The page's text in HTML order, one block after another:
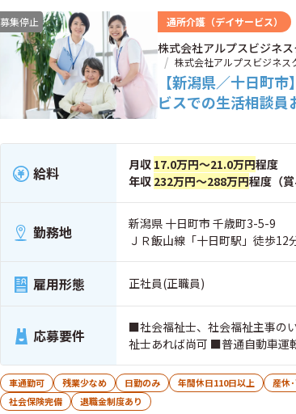
募集停止 通所介護（デイサービス）
株式会社アルプスビジネ
株式会社アルプスビジネス
【新潟県／十日町
ビスでの生活相談員
給料 月収 17.0万円～21.0万円程度
年収 232万円～288万円程度（賞
勤務地
新潟県 十日町市 千歳町3-5-9
ＪＲ飯山線「十日町駅」徒歩12
雇用形態 正社員(正職員)
応募要件
■社会福祉士、社会福祉主事の
祉士あれば尚可 ■普通自動車運
車通勤可 残業少なめ 日勤のみ 年間休日110日以上
産休
社会保険完備
退職金制度あり